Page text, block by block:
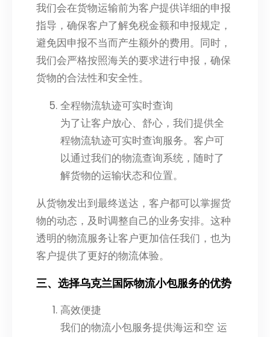
我们会在货物运输前为客户提供详细的申报
指导，确保客户了解免税金额和申报规定，
避免因申报不当而产生额外的费用。同时，
我们会严格按照海关的要求进行申报，确保
货物的合法性和安全性。
全程物流轨迹可实时查询
为了让客户放心、舒心，我们提供全
程物流轨迹可实时查询服务。客户可
以通过我们的物流查询系统，随时了
解货物的运输状态和位置。
从货物发出到最终送达，客户都可以掌握货
物的动态，及时调整自己的业务安排。这种
透明的物流服务让客户更加信任我们，也为
客户提供了更好的物流体验。
三、选择乌克兰国际物流小包服务的优势
高效便捷
我们的物流小包服务提供海运和空 运